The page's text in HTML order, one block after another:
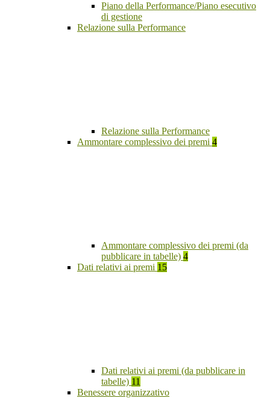
Piano della Performance/Piano esecutivo
di gestione
Relazione sulla Performance
Relazione sulla Performance
Ammontare complessivo dei premi 4
Ammontare complessivo dei premi (da
pubblicare in tabelle) 4
Dati relativi ai premi 15
Dati relativi ai premi (da pubblicare in
tabelle) 11
Benessere organizzativo